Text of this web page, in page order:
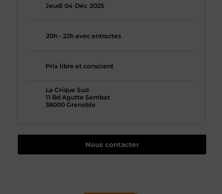
Jeudi 04 Déc 2025
20h - 22h avec entractes
Prix libre et conscient
La Crique Sud
11 Bd Agutte Sembat
38000 Grenoble
Nous contacter